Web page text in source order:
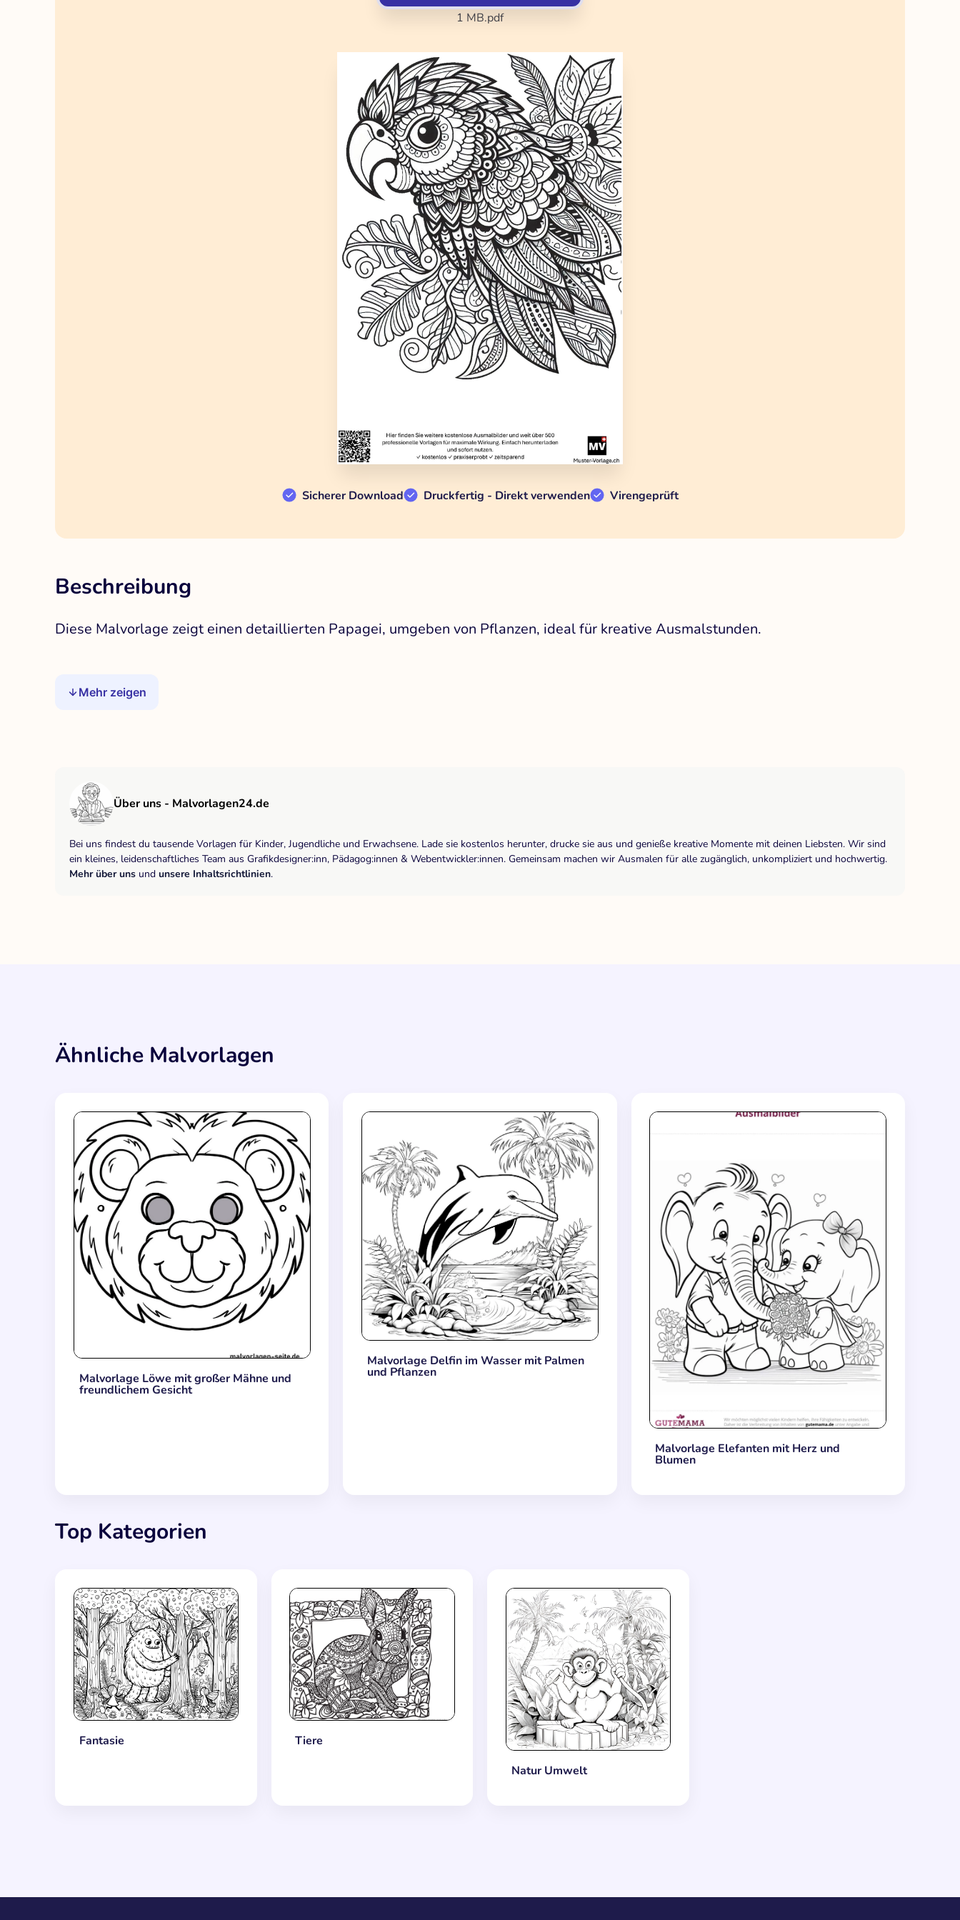
1 MB.pdf
Sicherer Download Druckfertig - Direkt verwenden Virengeprüft
Beschreibung
Diese Malvorlage zeigt einen detaillierten Papagei, umgeben von Pflanzen, ideal für kreative Ausmalstunden.
Mehr zeigen
Über uns - Malvorlagen24.de
Bei uns findest du tausende Vorlagen für Kinder, Jugendliche und Erwachsene. Lade sie kostenlos herunter, drucke sie aus und genieße kreative Momente mit deinen Liebsten. Wir sind
ein kleines, leidenschaftliches Team aus Grafikdesigner:inn, Pädagog:innen & Webentwickler:innen. Gemeinsam machen wir Ausmalen für alle zugänglich, unkompliziert und hochwertig.
Mehr über uns und unsere Inhaltsrichtlinien.
Ähnliche Malvorlagen
Malvorlage Löwe mit großer Mähne und
freundlichem Gesicht
Malvorlage Delfin im Wasser mit Palmen
und Pflanzen
Malvorlage Elefanten mit Herz und
Blumen
Top Kategorien
Fantasie
Tiere
Natur Umwelt